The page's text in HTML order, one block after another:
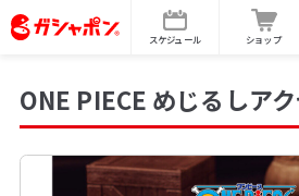
スケジュール ショップ
ONE PIECE めじるしア